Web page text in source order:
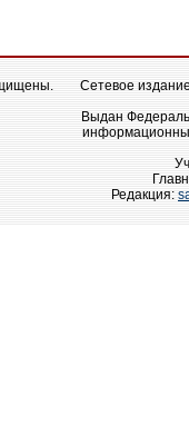
Сетевое
Выдан
Редакция: